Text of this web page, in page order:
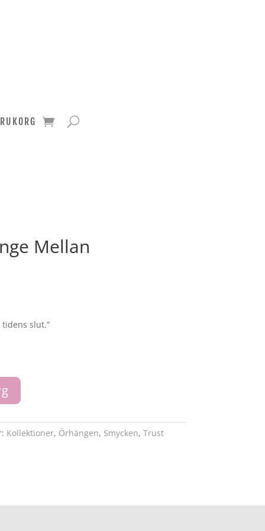
Mellan
tidens slut.”
Kollektioner, Örhängen, Smycken, Trust